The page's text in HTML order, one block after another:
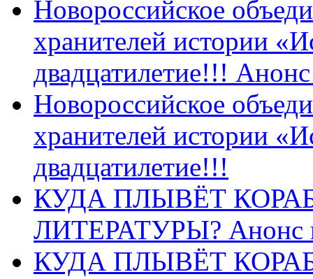
Новороссийское
хранителей истории
двадцатилетие!!!
Новороссийское
хранителей истории
двадцатилетие!!!
КУДА ПЛЫВЁТ
ЛИТЕРАТУРЫ? Анонс
КУДА ПЛЫВЁТ